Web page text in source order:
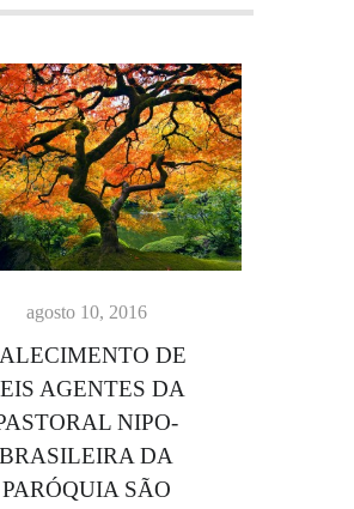
agosto 10, 2016
DE
AGENTES DA
NIPO-
BRASILEIRA DA
PARÓQUIA SÃO